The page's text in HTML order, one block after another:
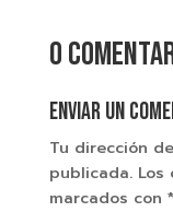
0
Enviar un
Tu dirección
publicada. Los
marcados con *